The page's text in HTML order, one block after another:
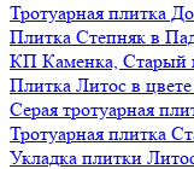
Тротуарная плитка
Плитка Степняк в
КП Каменка, Старый
Плитка Литос в
Серая тротуарная
Тротуарная плитка
Укладка плитки